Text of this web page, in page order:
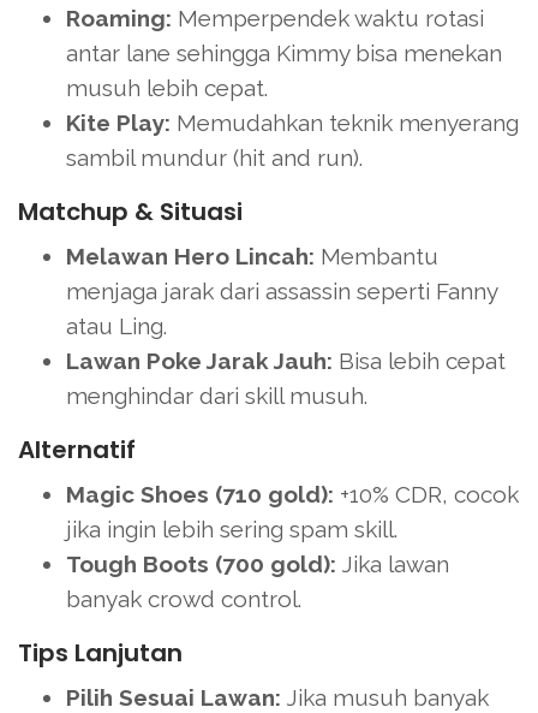
Roaming: Memperpendek waktu rotasi
antar lane sehingga Kimmy bisa menekan
musuh lebih cepat.
Kite Play: Memudahkan teknik menyerang
sambil mundur (hit and run).
Matchup & Situasi
Melawan Hero Lincah: Membantu
menjaga jarak dari assassin seperti Fanny
atau Ling.
Lawan Poke Jarak Jauh: Bisa lebih cepat
menghindar dari skill musuh.
Alternatif
Magic Shoes (710 gold): +10% CDR, cocok
jika ingin lebih sering spam skill.
Tough Boots (700 gold): Jika lawan
banyak crowd control.
Tips Lanjutan
Pilih Sesuai Lawan: Jika musuh banyak